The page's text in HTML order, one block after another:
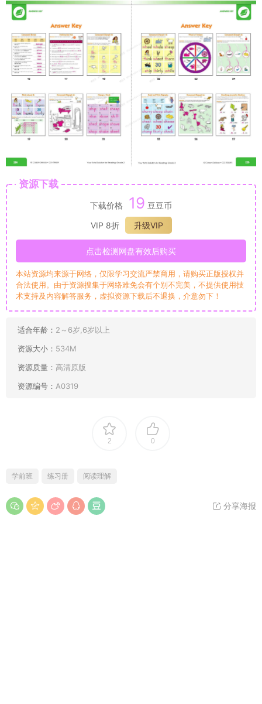
资源下载
下载价格 19 豆豆币
VIP 8折
升级VIP
点击检测网盘有效后购买
本站资源均来源于网络，仅限学习交流严禁商用，请购买正版授权并
合法使用。由于资源搜集于网络难免会有个别不完美，不提供使用技
术支持及内容解答服务，虚拟资源下载后不退换，介意勿下！
适合年龄： 2～6岁,6岁以上
资源大小： 534M
资源质量： 高清原版
资源编号： A0319
2 0
学前班 练习册 阅读理解
分享海报